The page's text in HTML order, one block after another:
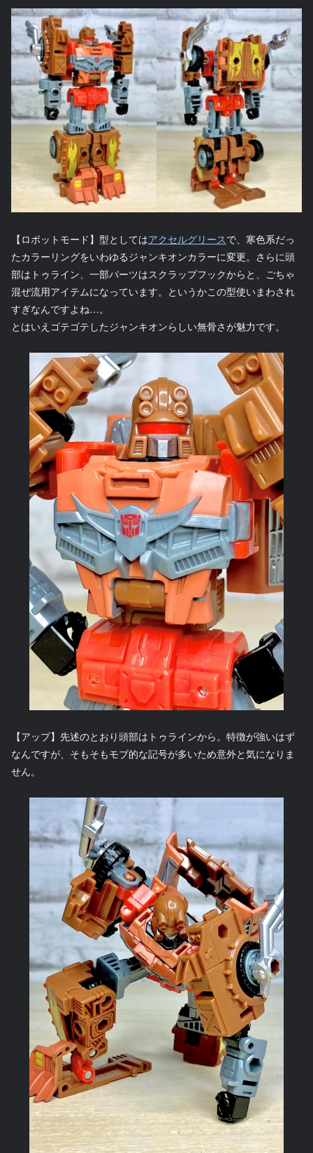
【ロボットモード】型としてはアクセルグリースで、寒色系だっ
たカラーリングをいわゆるジャンキオンカラーに変更。さらに頭
部はトゥライン、一部パーツはスクラップフックからと、ごちゃ
混ぜ流用アイテムになっています。というかこの型使いまわされ
すぎなんですよね…。
とはいえゴテゴテしたジャンキオンらしい無骨さが魅力です。
【アップ】先述のとおり頭部はトゥラインから。特徴が強いはず
なんですが、そもそもモブ的な記号が多いため意外と気になりま
せん。